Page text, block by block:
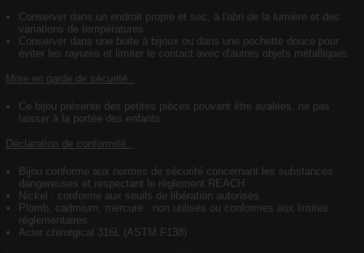
Conserver dans un endroit propre et sec, à l'abri de la lumière et des
variations de températures
Conserver dans une boite à bijoux ou dans une pochette douce pour
éviter les rayures et limiter le contact avec d'autres objets métalliques
Mise en garde de sécurité :
Ce bijou présente des petites pièces pouvant être avalées, ne pas
laisser à la portée des enfants
Déclaration de conformité :
Bijou conforme aux normes de sécurité concernant les substances
dangereuses et respectant le règlement REACH
Nickel : conforme aux seuils de libération autorisés
Plomb, cadmium, mercure : non utilisés ou conformes aux limites
réglementaires
Acier chirurgical 316L (ASTM F138)